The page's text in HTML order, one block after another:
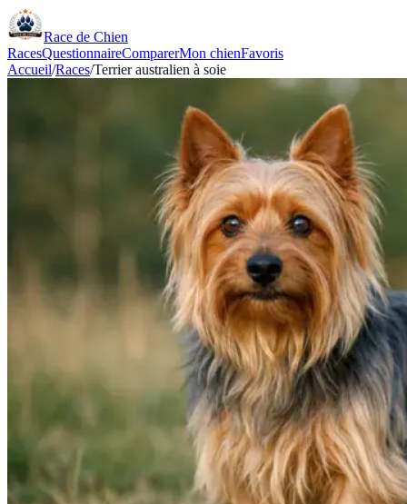
Race de Chien
RacesQuestionnaireComparerMon chienFavoris
Accueil/Races/Terrier australien à soie